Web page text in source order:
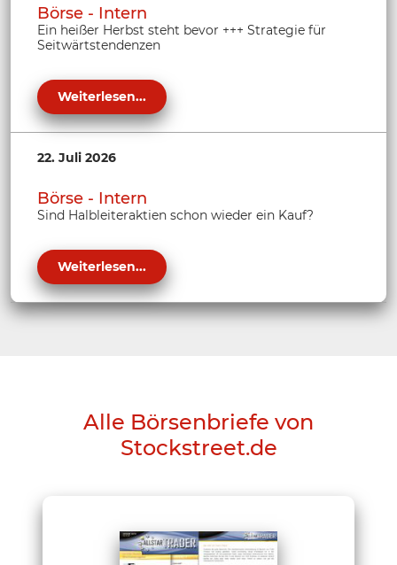
Börse - Intern
Ein heißer Herbst steht bevor +++ Strategie für
Seitwärtstendenzen
Weiterlesen...
22. Juli 2026
Börse - Intern
Sind Halbleiteraktien schon wieder ein Kauf?
Weiterlesen...
Alle Börsenbriefe von
Stockstreet.de